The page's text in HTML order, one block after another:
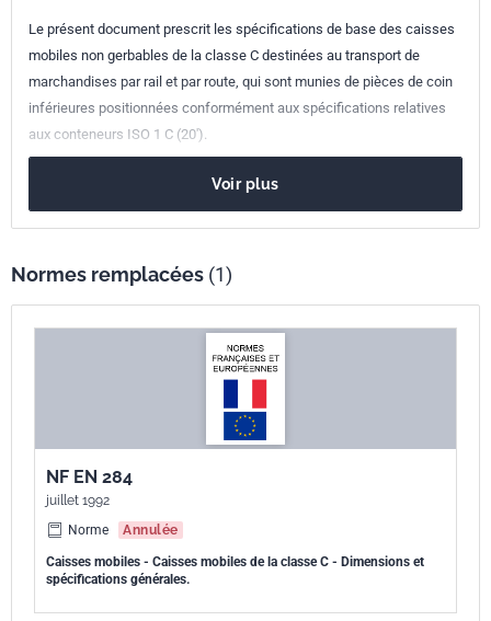
Numéro de tirage 1 - novembre 2006
Parenté
européenne
Le présent document prescrit les spécifications de base des caisses
mobiles non gerbables de la classe C destinées au transport de
marchandises par rail et par route, qui sont munies de pièces de coin
inférieures positionnées conformément aux spécifications relatives
aux conteneurs ISO 1 C (20').
Voir plus
Normes remplacées (1)
NF EN 284
juillet 1992
Norme
Annulée
Caisses mobiles - Caisses mobiles de la classe C - Dimensions et
spécifications générales.